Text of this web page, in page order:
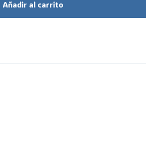
Añadir al carrito